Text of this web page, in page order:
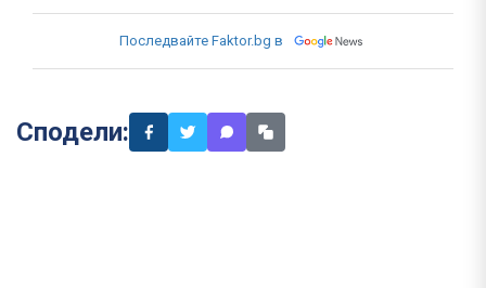
Последвайте Faktor.bg в
Сподели: